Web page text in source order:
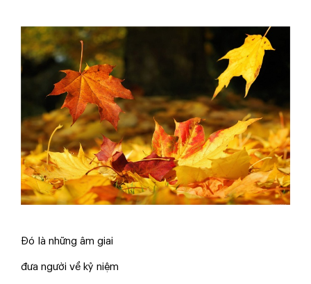
Đó là những âm giai
đưa người về kỷ niệm